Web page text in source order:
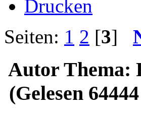
Drucken
Seiten: 1 2 [3]
Autor Thema:
(Gelesen